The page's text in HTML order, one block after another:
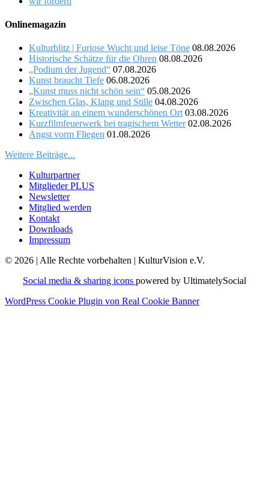
Onlinemagazin
Kulturblitz | Furiose Wucht und leise Töne 08.08.2026
Historische Schätze für die Ohren 08.08.2026
„Podium der Jugend“ 07.08.2026
Kunst braucht Tiefe 06.08.2026
„Kunst muss nicht schön sein“ 05.08.2026
Zwischen Glas, Klang und Stille 04.08.2026
Kreativität an einem wunderschönen Ort 03.08.2026
Kurzfilmfeuerwerk bei tragischem Wetter 02.08.2026
Angst vorm Fliegen 01.08.2026
Weitere Beiträge...
Kulturpartner
Mitglieder PLUS
Newsletter
Mitglied werden
Kontakt
Downloads
Impressum
© 2026 | Alle Rechte vorbehalten | KulturVision e.V.
Social media & sharing icons powered by UltimatelySocial
WordPress Cookie Plugin von Real Cookie Banner